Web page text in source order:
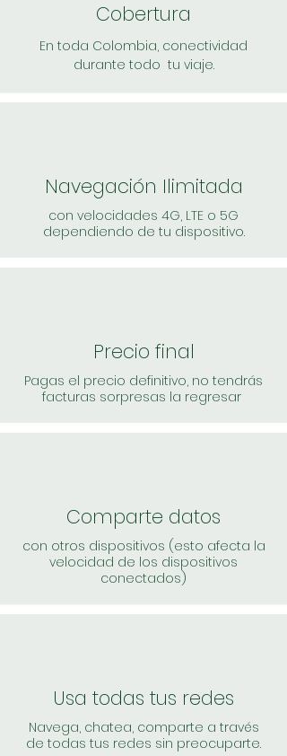
Cobertura
En toda Colombia, conectividad
durante todo tu viaje.
Navegación Ilimitada
con velocidades 4G, LTE o 5G
dependiendo de tu dispositivo.
Precio final
Pagas el precio definitivo, no tendrás
facturas sorpresas la regresar
Comparte datos
con otros dispositivos (esto afecta la
velocidad de los dispositivos
conectados)
Usa todas tus redes
Navega, chatea, comparte a través
de todas tus redes sin preocuparte.